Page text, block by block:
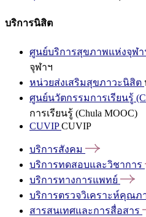
บริการนิสิต
ศูนย์บริการสุขภาพแห่งจุฬา
จุฬาฯ
หน่วยส่งเสริมสุขภาวะนิสิต
ศูนย์นวัตกรรมการเรียนรู้
การเรียนรู้ (Chula MOOC)
CUVIPCUVIP
บริการสังคม
บริการทดสอบและวิชาการ
บริการทางการแพทย์
บริการตรวจวิเคราะห์คุณภ
สารสนเทศและการสื่อสาร